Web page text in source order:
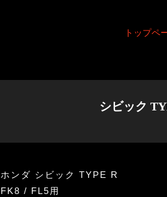
トップペ
シビック
ホンダ シビック TYPE R
FK8 / FL5用